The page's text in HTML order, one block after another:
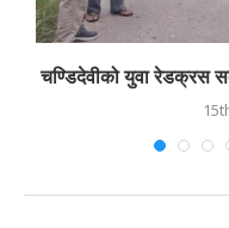
चण्डिदेवीको युवा रेडक्रस